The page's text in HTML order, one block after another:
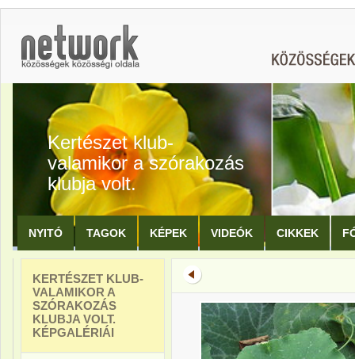
Kertészet klub-
valamikor a szórakozás
klubja volt.
NYITÓ TAGOK KÉPEK VIDEÓK CIKKEK
KERTÉSZET KLUB-
VALAMIKOR A
SZÓRAKOZÁS
KLUBJA VOLT.
KÉPGALÉRIÁI